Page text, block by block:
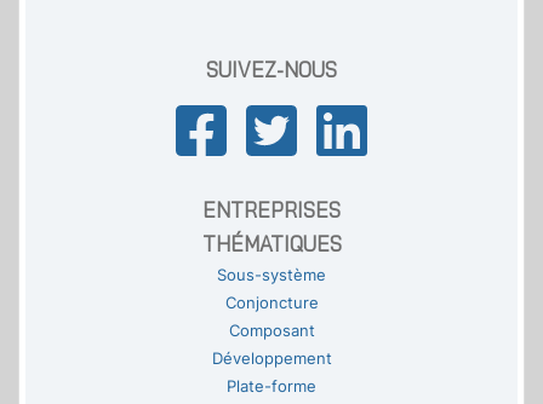
SUIVEZ-NOUS
ENTREPRISES
THÉMATIQUES
Sous-système
Conjoncture
Composant
Développement
Plate-forme